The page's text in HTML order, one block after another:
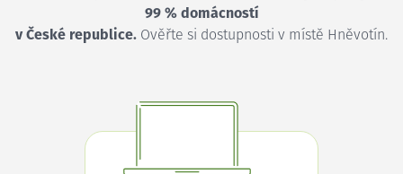
99 % domácností
v České republice. Ověřte si dostupnosti v místě Hněvotín.